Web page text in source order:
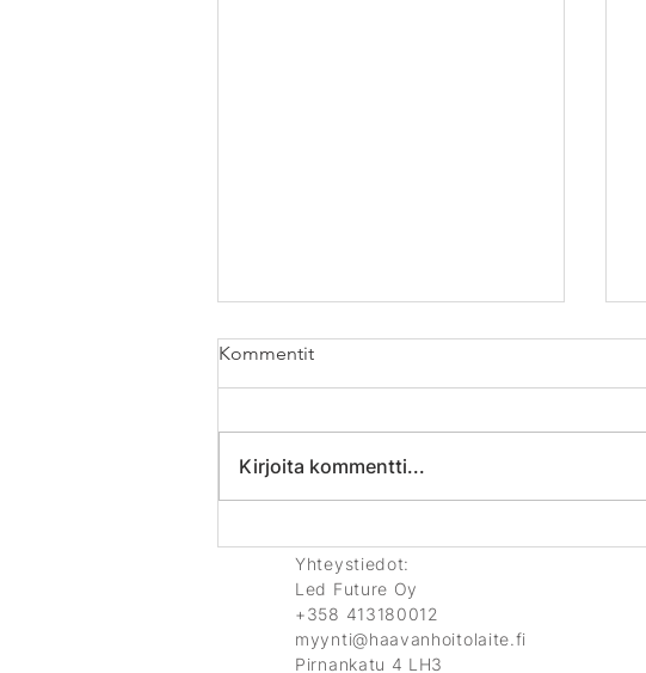
muutos haavan
paranemisessa
Kommentit
Kirjoita kommentti...
Yhteystiedot:
Led Future Oy
+358 413180012
myynti@haavanhoitolaite.fi
Pirnankatu 4 LH3